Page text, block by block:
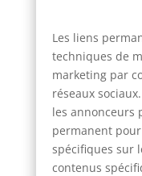
Les liens
techniques de
marketing par
réseaux
les annonceurs
permanent
spécifiques sur
contenus